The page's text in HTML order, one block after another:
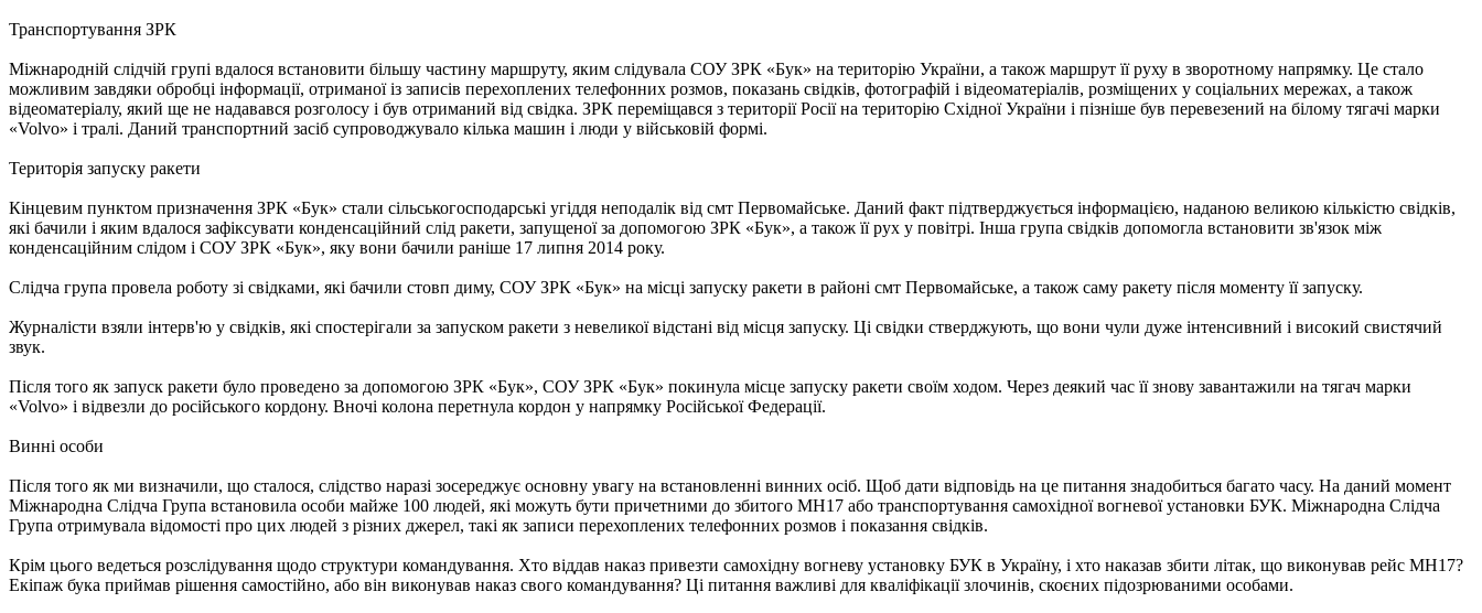
Транспортування ЗРК
Міжнародній слідчій групі вдалося встановити більшу частину маршруту, яким слідувала СОУ ЗРК «Бук» на територію України, а також маршрут її руху в зворотному напрямку. Це стало
можливим завдяки обробці інформації, отриманої із записів перехоплених телефонних розмов, показань свідків, фотографій і відеоматеріалів, розміщених у соціальних мережах, а також
відеоматеріалу, який ще не надавався розголосу і був отриманий від свідка. ЗРК переміщався з території Росії на територію Східної України і пізніше був перевезений на білому тягачі марки
«Volvo» і тралі. Даний транспортний засіб супроводжувало кілька машин і люди у військовій формі.
Територія запуску ракети
Кінцевим пунктом призначення ЗРК «Бук» стали сільськогосподарські угіддя неподалік від смт Первомайське. Даний факт підтверджується інформацією, наданою великою кількістю свідків,
які бачили і яким вдалося зафіксувати конденсаційний слід ракети, запущеної за допомогою ЗРК «Бук», а також її рух у повітрі. Інша група свідків допомогла встановити зв'язок між
конденсаційним слідом і СОУ ЗРК «Бук», яку вони бачили раніше 17 липня 2014 року.
Слідча група провела роботу зі свідками, які бачили стовп диму, СОУ ЗРК «Бук» на місці запуску ракети в районі смт Первомайське, а також саму ракету після моменту її запуску.
Журналісти взяли інтерв'ю у свідків, які спостерігали за запуском ракети з невеликої відстані від місця запуску. Ці свідки стверджують, що вони чули дуже інтенсивний і високий свистячий
звук.
Після того як запуск ракети було проведено за допомогою ЗРК «Бук», СОУ ЗРК «Бук» покинула місце запуску ракети своїм ходом. Через деякий час її знову завантажили на тягач марки
«Volvo» і відвезли до російського кордону. Вночі колона перетнула кордон у напрямку Російської Федерації.
Винні особи
Після того як ми визначили, що сталося, слідство наразі зосереджує основну увагу на встановленні винних осіб. Щоб дати відповідь на це питання знадобиться багато часу. На даний момент
Міжнародна Слідча Група встановила особи майже 100 людей, які можуть бути причетними до збитого MH17 або транспортування самохідної вогневої установки БУК. Міжнародна Слідча
Група отримувала відомості про цих людей з різних джерел, такі як записи перехоплених телефонних розмов і показання свідків.
Крім цього ведеться розслідування щодо структури командування. Хто віддав наказ привезти самохідну вогневу установку БУК в Україну, і хто наказав збити літак, що виконував рейс MH17?
Екіпаж бука приймав рішення самостійно, або він виконував наказ свого командування? Ці питання важливі для кваліфікації злочинів, скоєних підозрюваними особами.